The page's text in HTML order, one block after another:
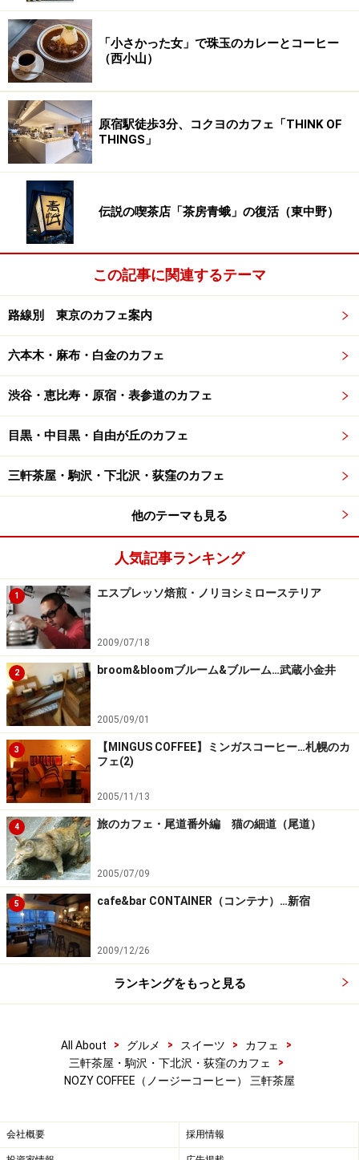
くっていただきました。
客席として用意された椅子は1階フロアの4席のみです
が、お店の入口横には犬のリードをつなぐドッグポール
とベンチがあり、愛犬と世田谷公園を散歩がてら立ち寄
り、このベンチでコーヒーを楽しんでいく人も。
また、地階でスタッフのお仕事ぶりを眺めながら立ち飲
みする人々も少なくないそう。
弱冠23歳のオーナー、能城政隆さんは大学在学中に湘南
台で半年間「のーじー珈琲」を開店。私がはじめて能城
さんのお名前を聞いたのはこの時期でした。熱意ある優
秀な学生が小さなコーヒー専門店を開いた、と。
次ページで能城さんにうかがったお話をお届けします。
※メニューや料金などのデータは、取材時または記事公開時点で
の内容です。
1/4
「小さかった女」で珠玉のカレーとコーヒー
（西小山）
原宿駅徒歩3分、コクヨのカフェ「THINK OF
THINGS」
伝説の喫茶店「茶房青蛾」の復活（東中野）
この記事に関連するテーマ
路線別 東京のカフェ案内
六本木・麻布・白金のカフェ
渋谷・恵比寿・原宿・表参道のカフェ
目黒・中目黒・自由が丘のカフェ
三軒茶屋・駒沢・下北沢・荻窪のカフェ
他のテーマも見る
人気記事ランキング
1 エスプレッソ焙煎・ノリヨシミローステリア
2009/07/18
2 broom&bloomブルーム&ブルーム…武蔵小金井
2005/09/01
3
【MINGUS COFFEE】ミンガスコーヒー…札幌のカ
フェ(2)
2005/11/13
4 旅のカフェ・尾道番外編 猫の細道（尾道）
2005/07/09
5 cafe&bar CONTAINER（コンテナ）…新宿
2009/12/26
ランキングをもっと見る
All About > グルメ > スイーツ > カフェ
>
三軒茶屋・駒沢・下北沢・荻窪のカフェ
>
NOZY COFFEE（ノージーコーヒー） 三軒茶屋
会社概要 採用情報